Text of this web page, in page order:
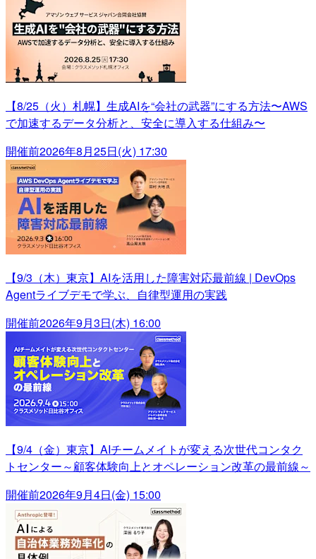
【8/25（火）札幌】生成AIを“会社の武器”にする方法〜AWS
で加速するデータ分析と、安全に導入する仕組み〜
開催前2026年8月25日(火) 17:30
【9/3（木）東京】AIを活用した障害対応最前線 | DevOps
Agentライブデモで学ぶ、自律型運用の実践
開催前2026年9月3日(木) 16:00
【9/4（金）東京】AIチームメイトが変える次世代コンタク
トセンター～顧客体験向上とオペレーション改革の最前線～
開催前2026年9月4日(金) 15:00